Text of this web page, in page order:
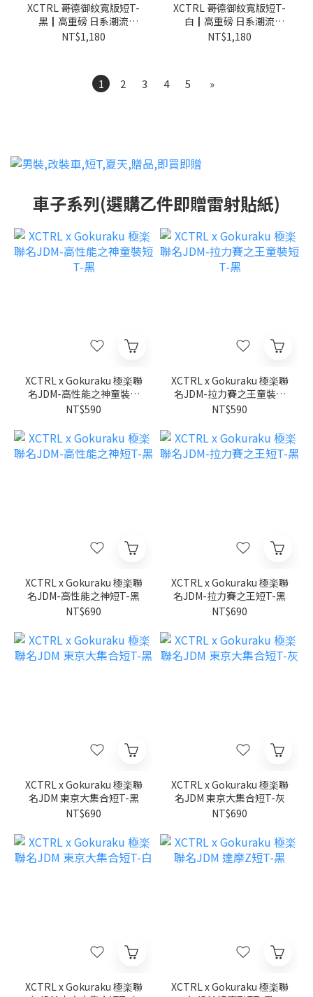
XCTRL 哥德御紋寬版短T-
黑┃高重磅 日系潮流
Oversize
NT$1,180
XCTRL 哥德御紋寬版短T-
白┃高重磅 日系潮流
Oversize
NT$1,180
1 2 3 4 5 »
車子系列(選購乙件即贈雷射貼紙)
XCTRL x Gokuraku 極楽聯
名JDM-高性能之神童裝短
T-黑
NT$590
XCTRL x Gokuraku 極楽聯
名JDM-拉力賽之王童裝短
T-黑
NT$590
XCTRL x Gokuraku 極楽聯
名JDM-高性能之神短T-黑
NT$690
XCTRL x Gokuraku 極楽聯
名JDM-拉力賽之王短T-黑
NT$690
XCTRL x Gokuraku 極楽聯
名JDM 東京大集合短T-黑
NT$690
XCTRL x Gokuraku 極楽聯
名JDM 東京大集合短T-灰
NT$690
XCTRL x Gokuraku 極楽聯
XCTRL x Gokuraku 極楽聯